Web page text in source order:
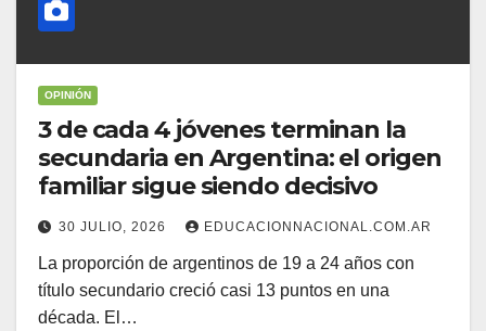
OPINIÓN
3 de cada 4 jóvenes terminan la
secundaria en Argentina: el origen
familiar sigue siendo decisivo
30 JULIO, 2026 EDUCACIONNACIONAL.COM.AR
La proporción de argentinos de 19 a 24 años con
título secundario creció casi 13 puntos en una
década. El…